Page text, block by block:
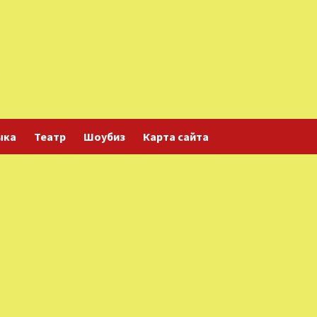
Театр Шоубиз Карта сайта